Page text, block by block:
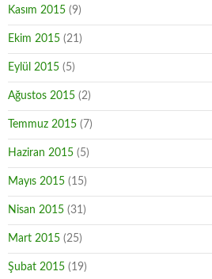
Kasım 2015 (9)
Ekim 2015 (21)
Eylül 2015 (5)
Ağustos 2015 (2)
Temmuz 2015 (7)
Haziran 2015 (5)
Mayıs 2015 (15)
Nisan 2015 (31)
Mart 2015 (25)
Şubat 2015 (19)